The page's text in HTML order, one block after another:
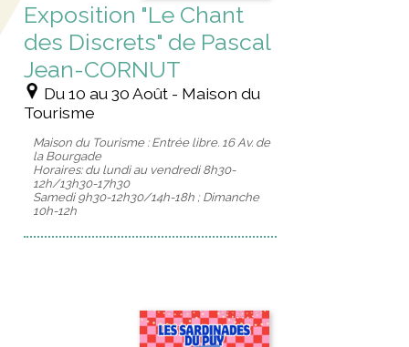
Exposition "Le Chant
des Discrets" de Pascal
Jean-CORNUT
Du 10 au 30 Août - Maison du
Tourisme
Maison du Tourisme : Entrée libre. 16 Av. de
la Bourgade
Horaires: du lundi au vendredi 8h30-
12h/13h30-17h30
Samedi 9h30-12h30/14h-18h ; Dimanche
10h-12h